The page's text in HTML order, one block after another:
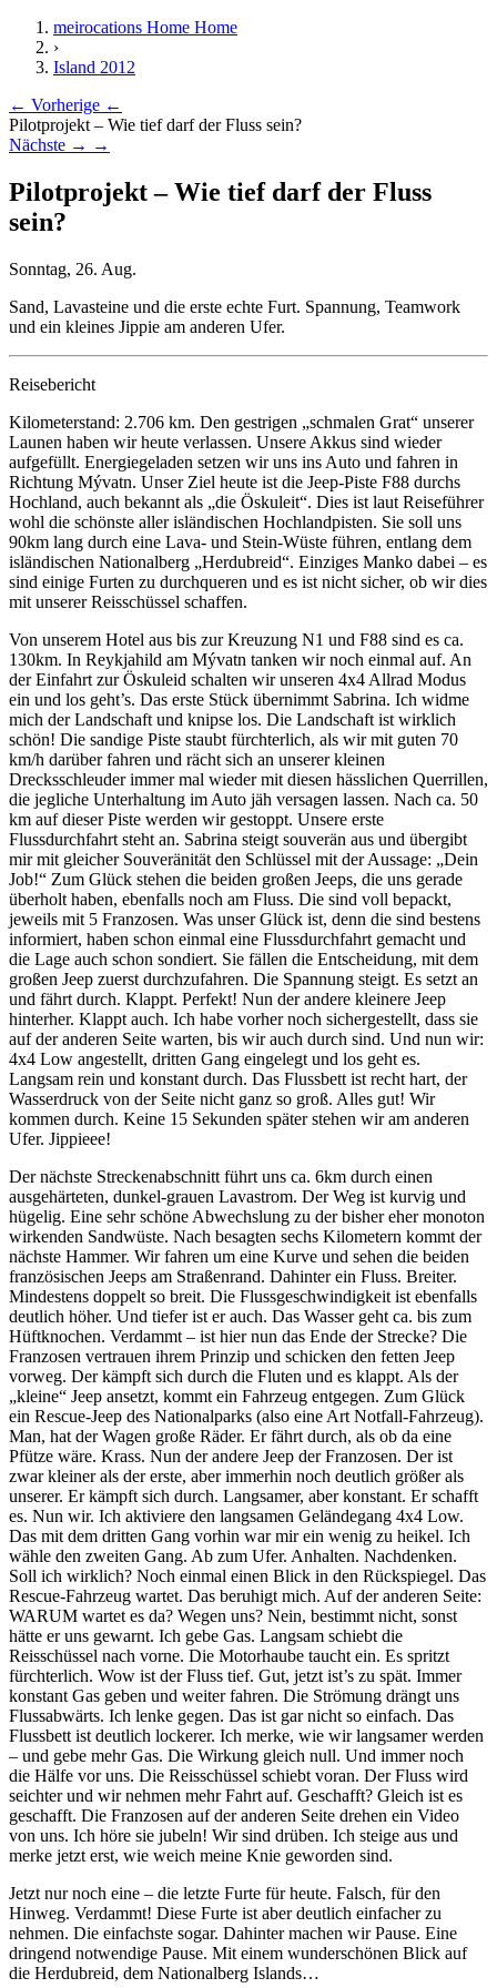
meirocations Home Home
›
Island 2012
← Vorherige ←
Pilotprojekt – Wie tief darf der Fluss sein?
Nächste → →
Pilotprojekt – Wie tief darf der Fluss
sein?
Sonntag, 26. Aug.
Sand, Lavasteine und die erste echte Furt. Spannung, Teamwork
und ein kleines Jippie am anderen Ufer.
Reisebericht
Kilometerstand: 2.706 km. Den gestrigen „schmalen Grat“ unserer
Launen haben wir heute verlassen. Unsere Akkus sind wieder
aufgefüllt. Energiegeladen setzen wir uns ins Auto und fahren in
Richtung Mývatn. Unser Ziel heute ist die Jeep-Piste F88 durchs
Hochland, auch bekannt als „die Öskuleit“. Dies ist laut Reiseführer
wohl die schönste aller isländischen Hochlandpisten. Sie soll uns
90km lang durch eine Lava- und Stein-Wüste führen, entlang dem
isländischen Nationalberg „Herdubreid“. Einziges Manko dabei – es
sind einige Furten zu durchqueren und es ist nicht sicher, ob wir dies
mit unserer Reisschüssel schaffen.
Von unserem Hotel aus bis zur Kreuzung N1 und F88 sind es ca.
130km. In Reykjahild am Mývatn tanken wir noch einmal auf. An
der Einfahrt zur Öskuleid schalten wir unseren 4x4 Allrad Modus
ein und los geht’s. Das erste Stück übernimmt Sabrina. Ich widme
mich der Landschaft und knipse los. Die Landschaft ist wirklich
schön! Die sandige Piste staubt fürchterlich, als wir mit guten 70
km/h darüber fahren und rächt sich an unserer kleinen
Drecksschleuder immer mal wieder mit diesen hässlichen Querrillen,
die jegliche Unterhaltung im Auto jäh versagen lassen. Nach ca. 50
km auf dieser Piste werden wir gestoppt. Unsere erste
Flussdurchfahrt steht an. Sabrina steigt souverän aus und übergibt
mir mit gleicher Souveränität den Schlüssel mit der Aussage: „Dein
Job!“ Zum Glück stehen die beiden großen Jeeps, die uns gerade
überholt haben, ebenfalls noch am Fluss. Die sind voll bepackt,
jeweils mit 5 Franzosen. Was unser Glück ist, denn die sind bestens
informiert, haben schon einmal eine Flussdurchfahrt gemacht und
die Lage auch schon sondiert. Sie fällen die Entscheidung, mit dem
großen Jeep zuerst durchzufahren. Die Spannung steigt. Es setzt an
und fährt durch. Klappt. Perfekt! Nun der andere kleinere Jeep
hinterher. Klappt auch. Ich habe vorher noch sichergestellt, dass sie
auf der anderen Seite warten, bis wir auch durch sind. Und nun wir:
4x4 Low angestellt, dritten Gang eingelegt und los geht es.
Langsam rein und konstant durch. Das Flussbett ist recht hart, der
Wasserdruck von der Seite nicht ganz so groß. Alles gut! Wir
kommen durch. Keine 15 Sekunden später stehen wir am anderen
Ufer. Jippieee!
Der nächste Streckenabschnitt führt uns ca. 6km durch einen
ausgehärteten, dunkel-grauen Lavastrom. Der Weg ist kurvig und
hügelig. Eine sehr schöne Abwechslung zu der bisher eher monoton
wirkenden Sandwüste. Nach besagten sechs Kilometern kommt der
nächste Hammer. Wir fahren um eine Kurve und sehen die beiden
französischen Jeeps am Straßenrand. Dahinter ein Fluss. Breiter.
Mindestens doppelt so breit. Die Flussgeschwindigkeit ist ebenfalls
deutlich höher. Und tiefer ist er auch. Das Wasser geht ca. bis zum
Hüftknochen. Verdammt – ist hier nun das Ende der Strecke? Die
Franzosen vertrauen ihrem Prinzip und schicken den fetten Jeep
vorweg. Der kämpft sich durch die Fluten und es klappt. Als der
„kleine“ Jeep ansetzt, kommt ein Fahrzeug entgegen. Zum Glück
ein Rescue-Jeep des Nationalparks (also eine Art Notfall-Fahrzeug).
Man, hat der Wagen große Räder. Er fährt durch, als ob da eine
Pfütze wäre. Krass. Nun der andere Jeep der Franzosen. Der ist
zwar kleiner als der erste, aber immerhin noch deutlich größer als
unserer. Er kämpft sich durch. Langsamer, aber konstant. Er schafft
es. Nun wir. Ich aktiviere den langsamen Geländegang 4x4 Low.
Das mit dem dritten Gang vorhin war mir ein wenig zu heikel. Ich
wähle den zweiten Gang. Ab zum Ufer. Anhalten. Nachdenken.
Soll ich wirklich? Noch einmal einen Blick in den Rückspiegel. Das
Rescue-Fahrzeug wartet. Das beruhigt mich. Auf der anderen Seite:
WARUM wartet es da? Wegen uns? Nein, bestimmt nicht, sonst
hätte er uns gewarnt. Ich gebe Gas. Langsam schiebt die
Reisschüssel nach vorne. Die Motorhaube taucht ein. Es spritzt
fürchterlich. Wow ist der Fluss tief. Gut, jetzt ist’s zu spät. Immer
konstant Gas geben und weiter fahren. Die Strömung drängt uns
Flussabwärts. Ich lenke gegen. Das ist gar nicht so einfach. Das
Flussbett ist deutlich lockerer. Ich merke, wie wir langsamer werden
– und gebe mehr Gas. Die Wirkung gleich null. Und immer noch
die Hälfe vor uns. Die Reisschüssel schiebt voran. Der Fluss wird
seichter und wir nehmen mehr Fahrt auf. Geschafft? Gleich ist es
geschafft. Die Franzosen auf der anderen Seite drehen ein Video
von uns. Ich höre sie jubeln! Wir sind drüben. Ich steige aus und
merke jetzt erst, wie weich meine Knie geworden sind.
Jetzt nur noch eine – die letzte Furte für heute. Falsch, für den
Hinweg. Verdammt! Diese Furte ist aber deutlich einfacher zu
nehmen. Die einfachste sogar. Dahinter machen wir Pause. Eine
dringend notwendige Pause. Mit einem wunderschönen Blick auf
die Herdubreid, dem Nationalberg Islands…